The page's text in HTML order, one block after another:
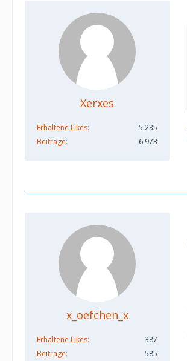
Xerxes
Erhaltene Likes
5.235
Beiträge
6.973
x_oefchen_x
Erhaltene Likes
387
Beiträge
585